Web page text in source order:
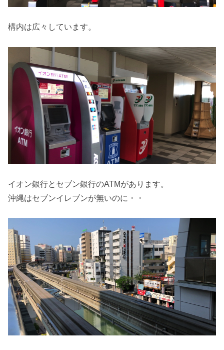
構内は広々しています。
イオン銀行とセブン銀行のATMがあります。
沖縄はセブンイレブンが無いのに・・